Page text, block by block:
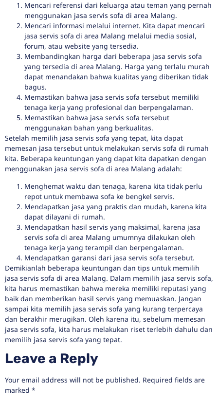
Mencari referensi dari keluarga atau teman yang pernah
menggunakan jasa servis sofa di area Malang.
Mencari informasi melalui internet. Kita dapat mencari
jasa servis sofa di area Malang melalui media sosial,
forum, atau website yang tersedia.
Membandingkan harga dari beberapa jasa servis sofa
yang tersedia di area Malang. Harga yang terlalu murah
dapat menandakan bahwa kualitas yang diberikan tidak
bagus.
Memastikan bahwa jasa servis sofa tersebut memiliki
tenaga kerja yang profesional dan berpengalaman.
Memastikan bahwa jasa servis sofa tersebut
menggunakan bahan yang berkualitas.
Setelah memilih jasa servis sofa yang tepat, kita dapat
memesan jasa tersebut untuk melakukan servis sofa di rumah
kita. Beberapa keuntungan yang dapat kita dapatkan dengan
menggunakan jasa servis sofa di area Malang adalah:
Menghemat waktu dan tenaga, karena kita tidak perlu
repot untuk membawa sofa ke bengkel servis.
Mendapatkan jasa yang praktis dan mudah, karena kita
dapat dilayani di rumah.
Mendapatkan hasil servis yang maksimal, karena jasa
servis sofa di area Malang umumnya dilakukan oleh
tenaga kerja yang terampil dan berpengalaman.
Mendapatkan garansi dari jasa servis sofa tersebut.
Demikianlah beberapa keuntungan dan tips untuk memilih
jasa servis sofa di area Malang. Dalam memilih jasa servis sofa,
kita harus memastikan bahwa mereka memiliki reputasi yang
baik dan memberikan hasil servis yang memuaskan. Jangan
sampai kita memilih jasa servis sofa yang kurang terpercaya
dan berakhir merugikan. Oleh karena itu, sebelum memesan
jasa servis sofa, kita harus melakukan riset terlebih dahulu dan
memilih jasa servis sofa yang tepat.
Leave a Reply
Your email address will not be published. Required fields are
marked *